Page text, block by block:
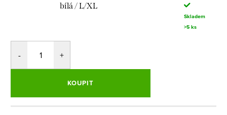
bílá / L/XL
Skladem
>5 ks
KOUPIT